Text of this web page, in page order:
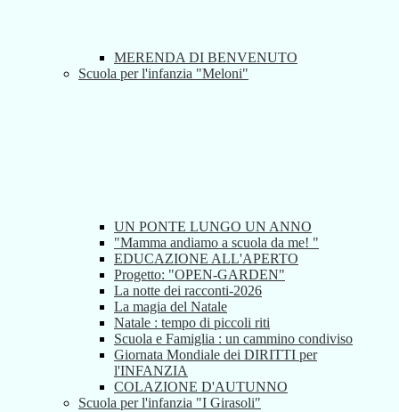
MERENDA DI BENVENUTO
Scuola per l'infanzia "Meloni"
UN PONTE LUNGO UN ANNO
"Mamma andiamo a scuola da me! "
EDUCAZIONE ALL'APERTO
Progetto: "OPEN-GARDEN"
La notte dei racconti-2026
La magia del Natale
Natale : tempo di piccoli riti
Scuola e Famiglia : un cammino condiviso
Giornata Mondiale dei DIRITTI per
l'INFANZIA
COLAZIONE D'AUTUNNO
Scuola per l'infanzia "I Girasoli"